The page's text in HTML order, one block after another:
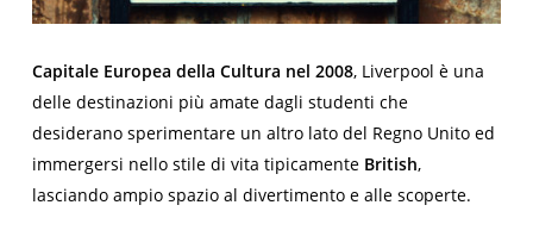
Capitale Europea della Cultura nel 2008, Liverpool è una
delle destinazioni più amate dagli studenti che
desiderano sperimentare un altro lato del Regno Unito ed
immergersi nello stile di vita tipicamente British,
lasciando ampio spazio al divertimento e alle scoperte.